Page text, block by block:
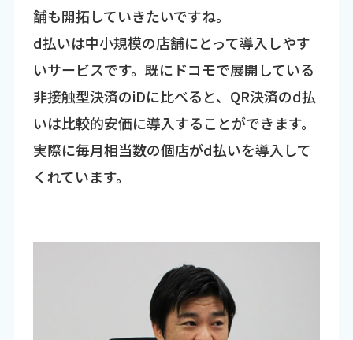
舗も開拓していきたいですね。
d払いは中小規模の店舗にとって導入しやす
いサービスです。既にドコモで展開している
非接触型決済のiDに比べると、QR決済のd払
いは比較的安価に導入することができます。
実際に毎月相当数の個店がd払いを導入して
くれています。